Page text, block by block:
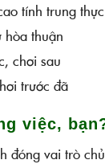
tính trung
hòa thuận
chơi sau
trước đã
việc,
đóng vai trò